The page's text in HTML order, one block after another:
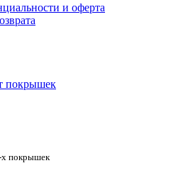
и оферта
покрышек
х покрышек